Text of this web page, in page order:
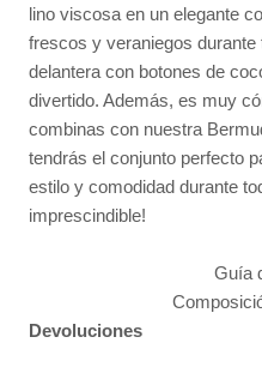
lino viscosa en un elegante
frescos y veraniegos
delantera con botones de
divertido. Además, es muy
combinas con nuestra
tendrás el conjunto perfecto
estilo y comodidad durante
imprescindible!
Guía
Devoluciones